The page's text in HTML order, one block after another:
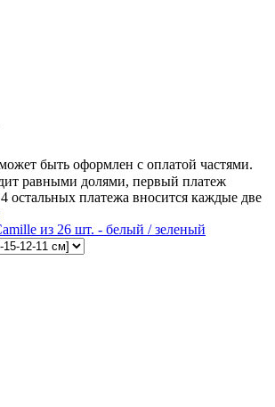
быть оформлен с оплатой частями.
равными долями, первый платеж
4 остальных платежа вносится каждые две
из 26 шт. - белый / зеленый